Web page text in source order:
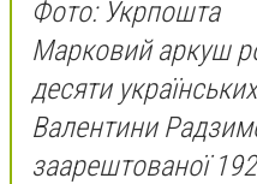
Фото: Укрпошта
Марковий аркуш
десяти
Валентини
заарештованої